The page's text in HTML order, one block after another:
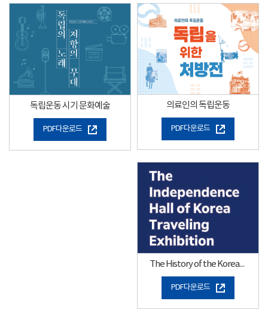
독립운동 시기 문화예술
PDF다운로드
의료인의 독립운동
PDF다운로드
The History of the Korean Independence Movement Through Photos
PDF다운로드